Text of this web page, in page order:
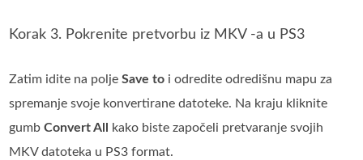
Korak 3. Pokrenite pretvorbu iz MKV -a u PS3
Zatim idite na poljeSave to i odredite odredišnu mapu za
spremanje svoje konvertirane datoteke. Na kraju kliknite
gumbConvert All
kako biste započeli pretvaranje svojih
MKV datoteka u PS3 format.